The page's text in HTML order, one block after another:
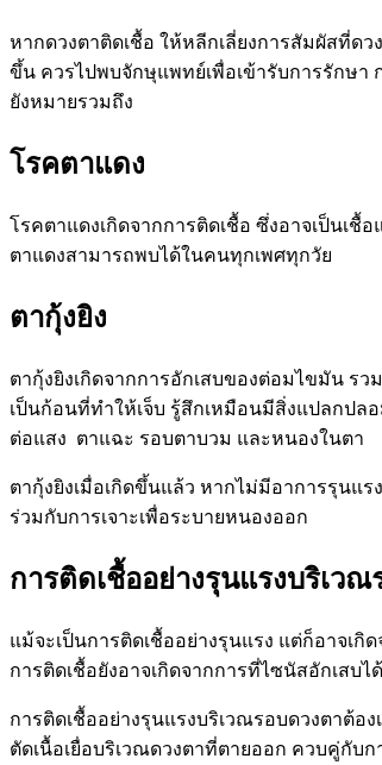
หากดวงตาติดเชื้อ ให้หลีกเลี่ยงการสัมผัสที่ด
ขึ้น ควรไปพบจักษุแพทย์เพื่อเข้ารับการรักษา
ยังหมายรวมถึง
โรคตาแดง
โรคตาแดงเกิดจากการติดเชื้อ ซึ่งอาจเป็นเชื้
ตาแดงสามารถพบได้ในคนทุกเพศทุกวัย
ตากุ้งยิง
ตากุ้งยิงเกิดจากการอักเสบของต่อมไขมัน ร
เป็นก้อนที่ทำให้เจ็บ รู้สึกเหมือนมีสิ่งแปลกปล
ต่อแสง ตาแฉะ รอบตาบวม และหนองในตา
ตากุ้งยิงเมื่อเกิดขึ้นแล้ว หากไม่มีอาการรุนแ
ร่วมกับการเจาะเพื่อระบายหนองออก
การติดเชื้ออย่างรุนแรงบริเวณ
แม้จะเป็นการติดเชื้ออย่างรุนแรง แต่ก็อาจเกิ
การติดเชื้อยังอาจเกิดจากการที่ไซนัสอักเสบไ
การติดเชื้ออย่างรุนแรงบริเวณรอบดวงตาต้อ
ตัดเนื้อเยื่อบริเวณดวงตาที่ตายออก ควบคู่กับ